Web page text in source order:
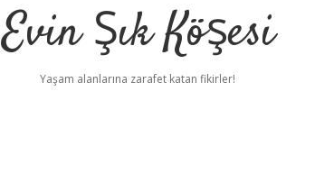
Evin Şık Köşesi
Yaşam alanlarına zarafet katan fikirler!